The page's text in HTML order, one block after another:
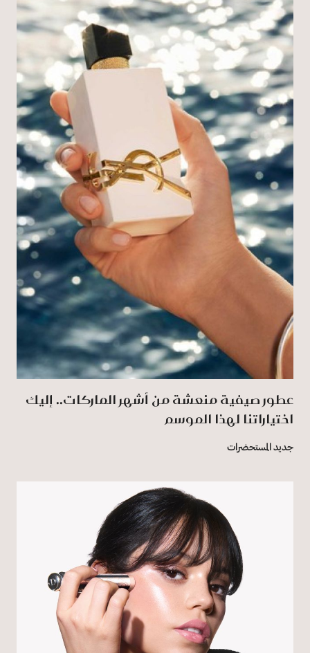
عطور صيفية منعشة من أشهر الماركات.. إليك
اختياراتنا لهذا الموسم
جديد المستحضرات